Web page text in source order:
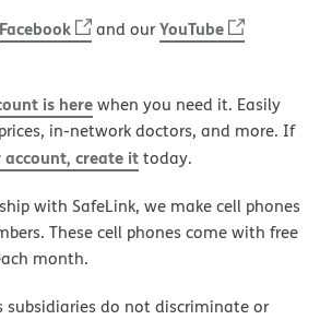
Facebook and ourYouTube
is herewhen you need it. Easily
in-network doctors, and more. If
account, create ittoday.
with SafeLink, we make cell phones
These cell phones come with free
month.
subsidiaries do not discriminate or